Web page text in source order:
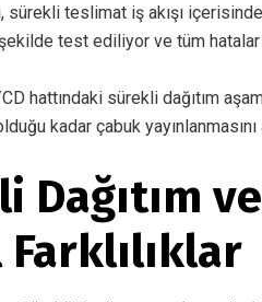
teslimat iş akışı
test ediliyor ve tüm hatalar
hattındaki sürekli dağıtım
kadar çabuk yayınlanmasını
Dağıtım